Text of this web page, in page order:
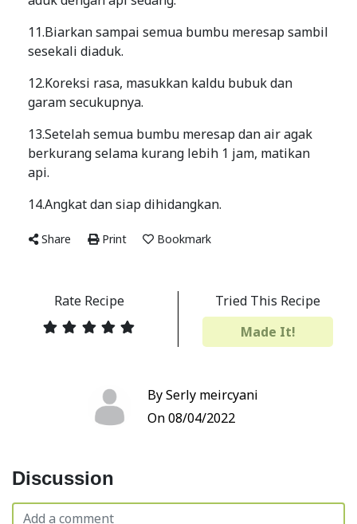
11.Biarkan sampai semua bumbu meresap sambil
sesekali diaduk.
12.Koreksi rasa, masukkan kaldu bubuk dan
garam secukupnya.
13.Setelah semua bumbu meresap dan air agak
berkurang selama kurang lebih 1 jam, matikan
api.
14.Angkat dan siap dihidangkan.
Share Print Bookmark
Rate Recipe
Tried This Recipe
Made It!
By Serly meircyani
On 08/04/2022
Discussion